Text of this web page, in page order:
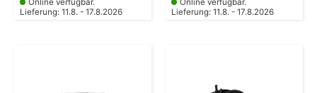
Lieferung: 11.8. - 17.8.2026
Lieferung: 11.8. - 17.8.2026